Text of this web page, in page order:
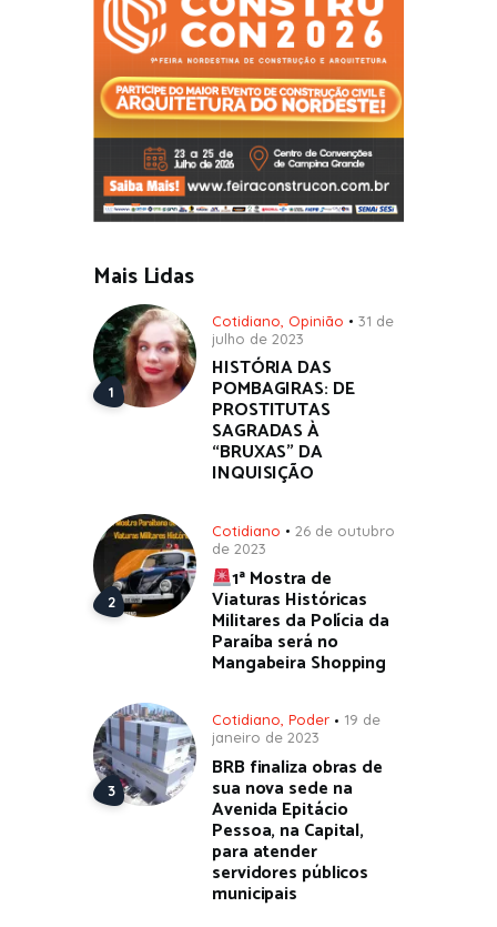
Mais Lidas
Cotidiano Opinião
31 de
julho de 2023
HISTÓRIA DAS
POMBAGIRAS: DE
PROSTITUTAS
SAGRADAS À
“BRUXAS” DA
INQUISIÇÃO
Cotidiano
26 de outubro
de 2023
1ª Mostra de
Viaturas Históricas
Militares da Polícia da
Paraíba será no
Mangabeira Shopping
Cotidiano, Poder
19 de
janeiro de 2023
BRB finaliza obras de
sua nova sede na
Avenida Epitácio
Pessoa, na Capital,
para atender
servidores públicos
municipais